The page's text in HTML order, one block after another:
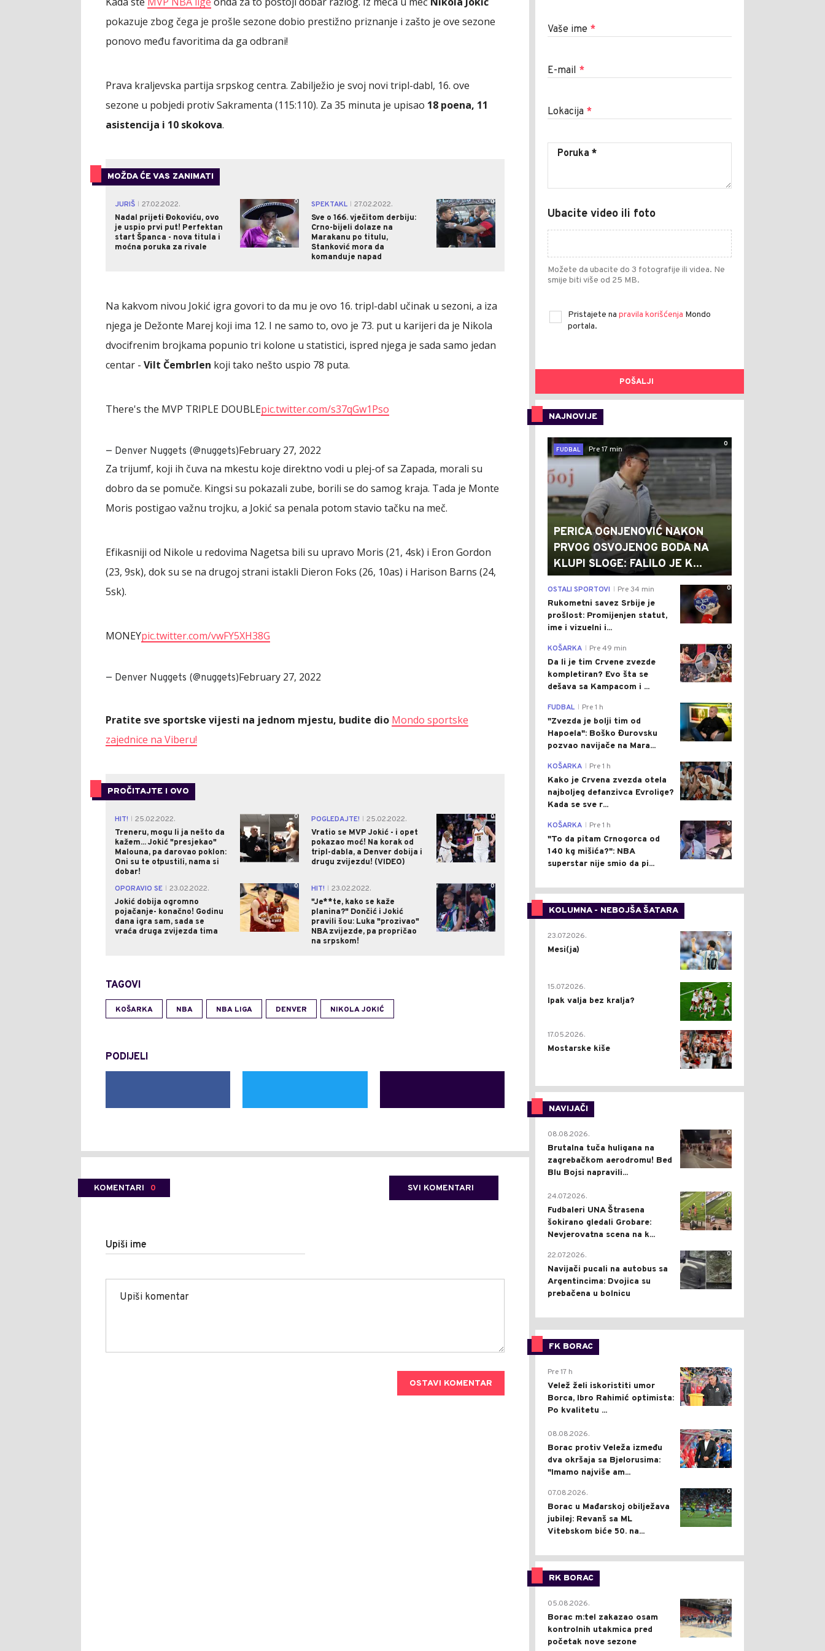
pokazuje zbog čega je prošle sezone dobio prestižno priznanje i zašto je ove sezone
ponovo među favoritima da ga odbrani!
Prava kraljevska partija srpskog centra. Zabilježio je svoj novi tripl-dabl, 16. ove
sezone u pobjedi protiv Sakramenta (115:110). Za 35 minuta je upisao 18 poena, 11
asistencija i 10 skokova.
MOŽDA ĆE VAS ZANIMATI
JURIŠ
27.02.2022.
Nadal prijeti Đokoviću, ovo
je uspio prvi put! Perfektan
start Španca - nova titula i
moćna poruka za rivale
0 SPEKTAKL
27.02.2022.
Sve o 166. vječitom derbiju:
Crno-bijeli dolaze na
Marakanu po titulu,
Stanković mora da
komanduje napad
0
Na kakvom nivou Jokić igra govori to da mu je ovo 16. tripl-dabl učinak u sezoni, a iza
njega je Dežonte Marej koji ima 12. I ne samo to, ovo je 73. put u karijeri da je Nikola
dvocifrenim brojkama popunio tri kolone u statistici, ispred njega je sada samo jedan
centar - Vilt Čembrlen koji tako nešto uspio 78 puta.
There's the MVP TRIPLE DOUBLEpic.twitter.com/s37qGw1Pso
— Denver Nuggets (@nuggets)February 27, 2022
Za trijumf, koji ih čuva na mkestu koje direktno vodi u plej-of sa Zapada, morali su
dobro da se pomuče. Kingsi su pokazali zube, borili se do samog kraja. Tada je Monte
Moris postigao važnu trojku, a Jokić sa penala potom stavio tačku na meč.
Efikasniji od Nikole u redovima Nagetsa bili su upravo Moris (21, 4sk) i Eron Gordon
(23, 9sk), dok su se na drugoj strani istakli Dieron Foks (26, 10as) i Harison Barns (24,
5sk).
MONEYpic.twitter.com/vwFY5XH38G
— Denver Nuggets (@nuggets)February 27, 2022
Pratite sve sportske vijesti na jednom mjestu, budite dio Mondo sportske
zajednice na Viberu!
PROČITAJTE I OVO
HIT!
25.02.2022.
Treneru, mogu li ja nešto da
kažem... Jokić "presjekao"
Malouna, pa darovao poklon:
Oni su te otpustili, nama si
dobar!
0 POGLEDAJTE!
25.02.2022.
Vratio se MVP Jokić - i opet
pokazao moć! Na korak od
tripl-dabla, a Denver dobija i
drugu zvijezdu! (VIDEO)
0
OPORAVIO SE
23.02.2022.
Jokić dobija ogromno
pojačanje- konačno! Godinu
dana igra sam, sada se
vraća druga zvijezda tima
0 HIT!
23.02.2022.
"Je**te, kako se kaže
planina?" Dončić i Jokić
pravili šou: Luka "prozivao"
NBA zvijezde, pa propričao
na srpskom!
0
TAGOVI
KOŠARKA NBA NBA LIGA DENVER NIKOLA JOKIĆ
PODIJELI
KOMENTARI 0 SVI KOMENTARI
Upiši ime
OSTAVI KOMENTAR
Vaše ime *
E-mail *
Lokacija *
Ubacite video ili foto
Možete da ubacite do 3 fotografije ili videa. Ne
smije biti više od 25 MB.
Pristajete na pravila korišćenja Mondo
portala.
POŠALJI
NAJNOVIJE
0
FUDBAL
Pre 17 min
PERICA OGNJENOVIĆ NAKON
PRVOG OSVOJENOG BODA NA
KLUPI SLOGE: FALILO JE K...
0
OSTALI SPORTOVI Pre 34 min
Rukometni savez Srbije je
prošlost: Promijenjen statut,
ime i vizuelni i...
0
KOŠARKA Pre 49 min
Da li je tim Crvene zvezde
kompletiran? Evo šta se
dešava sa Kampacom i ...
0
FUDBAL Pre 1 h
"Zvezda je bolji tim od
Hapoela": Boško Đurovsku
pozvao navijače na Mara...
0
KOŠARKA Pre 1 h
Kako je Crvena zvezda otela
najboljeg defanzivca Evrolige?
Kada se sve r...
0
KOŠARKA Pre 1 h
"To da pitam Crnogorca od
140 kg mišića?": NBA
superstar nije smio da pi...
KOLUMNA - NEBOJŠA ŠATARA
0
23.07.2026.
Mesi(ja)
2
15.07.2026.
Ipak valja bez kralja?
0
17.05.2026.
Mostarske kiše
NAVIJAČI
0
08.08.2026.
Brutalna tuča huligana na
zagrebačkom aerodromu! Bed
Blu Bojsi napravili...
0
24.07.2026.
Fudbaleri UNA Štrasena
šokirano gledali Grobare:
Nevjerovatna scena na k...
0
22.07.2026.
Navijači pucali na autobus sa
Argentincima: Dvojica su
prebačena u bolnicu
FK BORAC
0
Pre 17 h
Velež želi iskoristiti umor
Borca, Ibro Rahimić optimista:
Po kvalitetu ...
0
08.08.2026.
Borac protiv Veleža između
dva okršaja sa Bjelorusima:
"Imamo najviše am...
0
07.08.2026.
Borac u Mađarskoj obilježava
jubilej: Revanš sa ML
Vitebskom biće 50. na...
RK BORAC
0
05.08.2026.
Borac m:tel zakazao osam
kontrolnih utakmica pred
početak nove sezone